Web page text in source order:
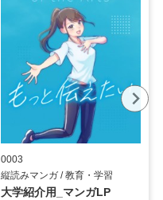
0003
縦読みマンガ / 教育・学習
大学紹介用_マンガLP